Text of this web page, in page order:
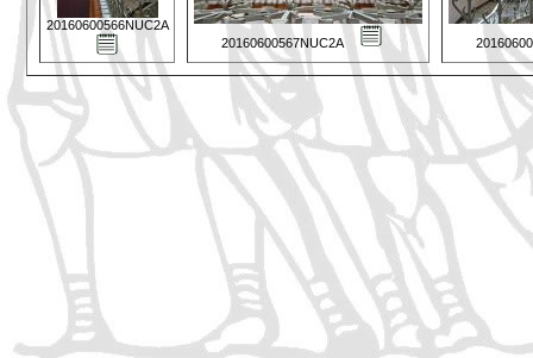
20160600566NUC2A
20160600567NUC2A